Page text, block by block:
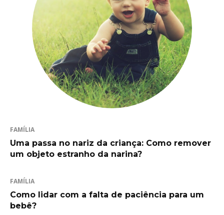
FAMÍLIA
Uma passa no nariz da criança: Como remover
um objeto estranho da narina?
FAMÍLIA
Como lidar com a falta de paciência para um
bebê?